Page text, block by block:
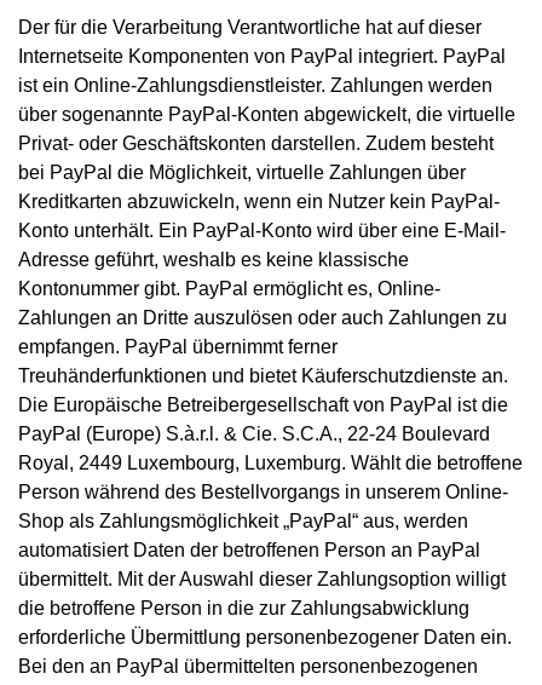
Der für die Verarbeitung Verantwortliche hat auf dieser
Internetseite Komponenten von PayPal integriert. PayPal
ist ein Online-Zahlungsdienstleister. Zahlungen werden
über sogenannte PayPal-Konten abgewickelt, die virtuelle
Privat- oder Geschäftskonten darstellen. Zudem besteht
bei PayPal die Möglichkeit, virtuelle Zahlungen über
Kreditkarten abzuwickeln, wenn ein Nutzer kein PayPal-
Konto unterhält. Ein PayPal-Konto wird über eine E-Mail-
Adresse geführt, weshalb es keine klassische
Kontonummer gibt. PayPal ermöglicht es, Online-
Zahlungen an Dritte auszulösen oder auch Zahlungen zu
empfangen. PayPal übernimmt ferner
Treuhänderfunktionen und bietet Käuferschutzdienste an.
Die Europäische Betreibergesellschaft von PayPal ist die
PayPal (Europe) S.à.r.l. & Cie. S.C.A., 22-24 Boulevard
Royal, 2449 Luxembourg, Luxemburg. Wählt die betroffene
Person während des Bestellvorgangs in unserem Online-
Shop als Zahlungsmöglichkeit „PayPal“ aus, werden
automatisiert Daten der betroffenen Person an PayPal
übermittelt. Mit der Auswahl dieser Zahlungsoption willigt
die betroffene Person in die zur Zahlungsabwicklung
erforderliche Übermittlung personenbezogener Daten ein.
Bei den an PayPal übermittelten personenbezogenen